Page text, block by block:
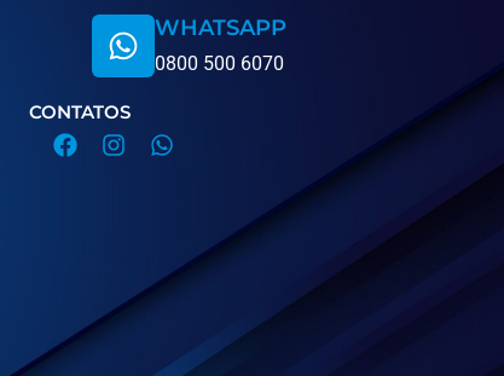
WHATSAPP
0800 500 6070
CONTATOS